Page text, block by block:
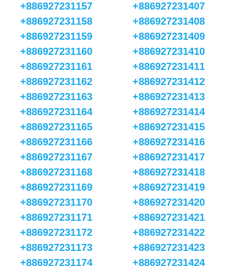
+886927231157
+886927231158
+886927231159
+886927231160
+886927231161
+886927231162
+886927231163
+886927231164
+886927231165
+886927231166
+886927231167
+886927231168
+886927231169
+886927231170
+886927231171
+886927231172
+886927231173
+886927231174
+886927231407
+886927231408
+886927231409
+886927231410
+886927231411
+886927231412
+886927231413
+886927231414
+886927231415
+886927231416
+886927231417
+886927231418
+886927231419
+886927231420
+886927231421
+886927231422
+886927231423
+886927231424